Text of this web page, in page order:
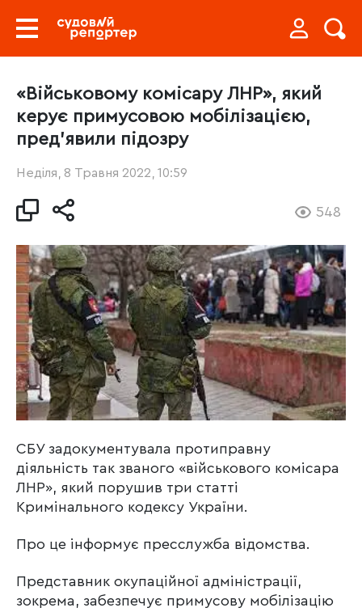
«Військовому комісару ЛНР», який
керує примусовою мобілізацією,
пред’явили підозру
Неділя, 8 Травня 2022, 10:59
548
СБУ задокументувала протиправну
діяльність так званого «військового комісара
ЛНР», який порушив три статті
Кримінального кодексу України.
Про це інформує пресслужба відомства.
Представник окупаційної адміністрації,
зокрема, забезпечує примусову мобілізацію